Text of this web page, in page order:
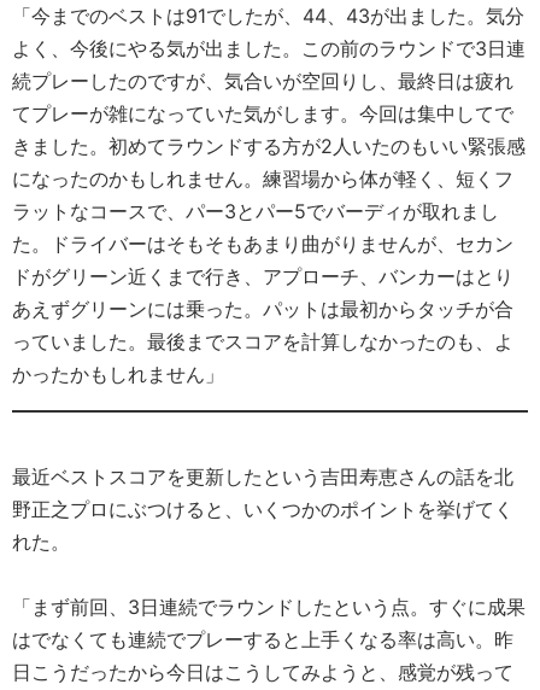
「今までのベストは91でしたが、44、43が出ました。気分
よく、今後にやる気が出ました。この前のラウンドで3日連
続プレーしたのですが、気合いが空回りし、最終日は疲れ
てプレーが雑になっていた気がします。今回は集中してで
きました。初めてラウンドする方が2人いたのもいい緊張感
になったのかもしれません。練習場から体が軽く、短くフ
ラットなコースで、パー3とパー5でバーディが取れまし
た。ドライバーはそもそもあまり曲がりませんが、セカン
ドがグリーン近くまで行き、アプローチ、バンカーはとり
あえずグリーンには乗った。パットは最初からタッチが合
っていました。最後までスコアを計算しなかったのも、よ
かったかもしれません」
最近ベストスコアを更新したという吉田寿恵さんの話を北
野正之プロにぶつけると、いくつかのポイントを挙げてく
れた。
「まず前回、3日連続でラウンドしたという点。すぐに成果
はでなくても連続でプレーすると上手くなる率は高い。昨
日こうだったから今日はこうしてみようと、感覚が残って